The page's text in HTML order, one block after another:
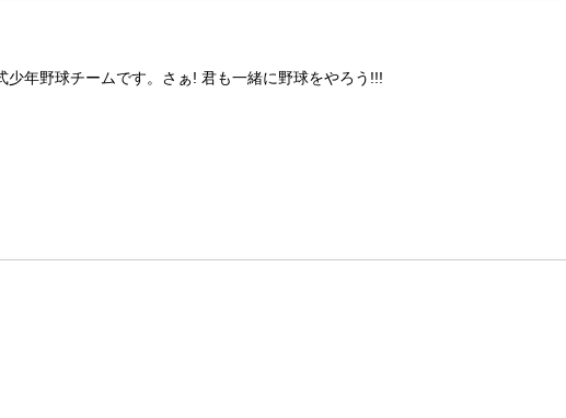
年野球チームです。さぁ! 君も一緒に野球をやろう!!!